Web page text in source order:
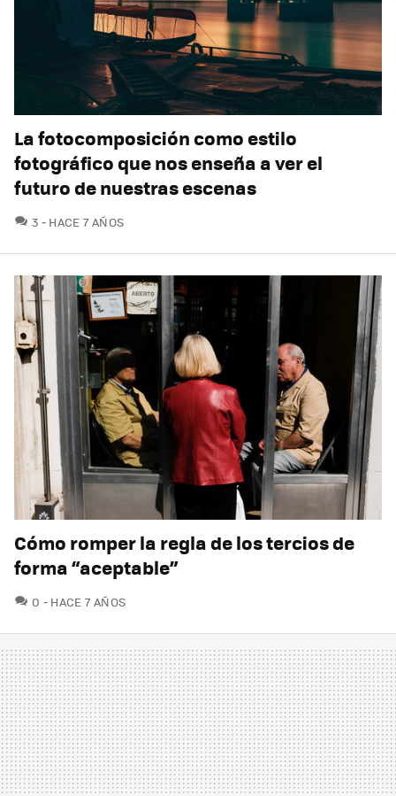
La fotocomposición como estilo
fotográfico que nos enseña a ver el
futuro de nuestras escenas
3 COMENTARIOS
HACE 7 AÑOS
Cómo romper la regla de los tercios de
forma “aceptable”
0 COMENTARIOS
HACE 7 AÑOS